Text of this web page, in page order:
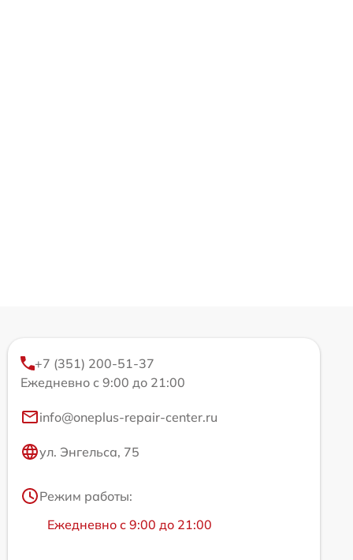
+7 (351) 200-51-37
Ежедневно с 9:00 до 21:00
info@oneplus-repair-center.ru
ул. Энгельса, 75
Режим работы:
Ежедневно с 9:00 до 21:00